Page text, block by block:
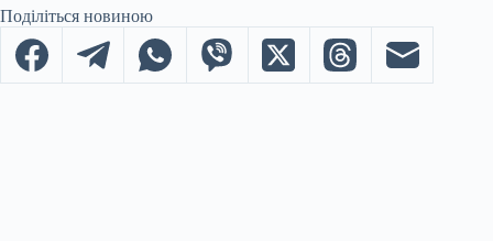
Поділіться новиною